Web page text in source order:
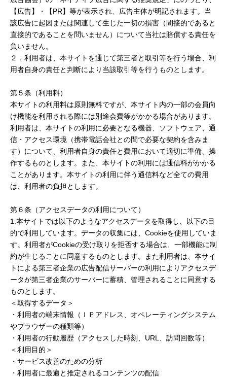
【広告】・【PR】等が表示され、広告主体が明記されます。当
該広告に起因または関連して生じた一切の損害（間接的であると
直接的であることを問いません）について当社は賠償する責任を
負いません。
２．利用者は、本サイトを通じて第三者と取引等を行う場合、利
用者自身の責任と判断により当該取引等を行うものとします。
第５条（利用料）
本サイトの利用料は原則無料ですが、本サイト内の一部の会員向
け機能を利用される際には別途会費等がかかる場合があります。
利用者は、本サイトの利用に必要となる機器、ソフトウェア、通
信・アクセス環境（携帯電話会社との間で必要な契約を含みま
す）について、利用者自身の責任と費用において適切に準備、操
作するものとします。また、本サイトの利用には通信料がかかる
ことがあります。本サイトの利用に伴う通信料など全ての費用
は、利用者の負担とします。
第６条（アクセスデータの利用について）
1.本サイトでは以下のようなアクセスデータを取得し、以下の目
的で利用しています。データの収集には、Cookieを使用していま
す。利用者がCookieの受け取りを拒否する場合は、一部機能に制
約が生じることに同意するものとします。また利用者は、本サイ
トによる第三者企業の広告配信サーバーの利用によりアクセスデ
ータが第三者企業のサーバーに蓄積、管理されることに同意する
ものとします。
＜取得するデータ＞
・利用者の端末情報（ＩＰアドレス、オペレーティングシステム
やブラウザーの種類等）
・利用者の行動履歴（アクセスした時刻、URL、訪問回数等）
＜利用目的＞
・サービス改善のための分析
・利用者に最適と推定されるコンテンツの配信